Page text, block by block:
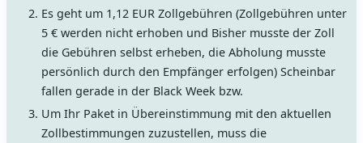
Es geht um 1,12 EUR Zollgebühren (Zollgebühren unter
5 € werden nicht erhoben und Bisher musste der Zoll
die Gebühren selbst erheben, die Abholung musste
persönlich durch den Empfänger erfolgen) Scheinbar
fallen gerade in der Black Week bzw.
Um Ihr Pa­ket in Übereinstim­mung mit den akt­uellen
Zo­llbestimmungen zuz­ustellen, muss die